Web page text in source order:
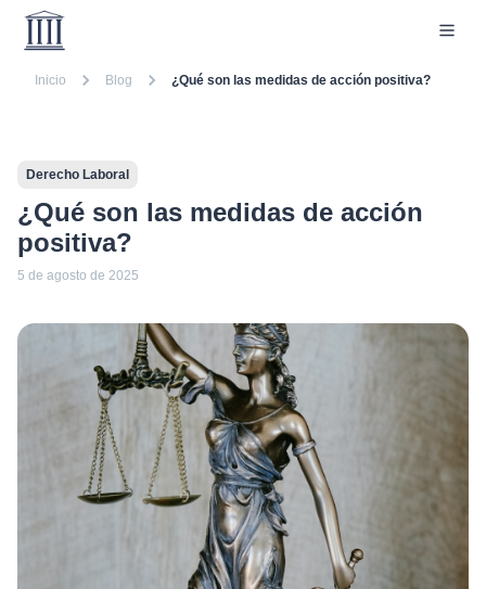
Inicio Blog ¿Qué son las medidas de acción positiva?
Derecho Laboral
¿Qué son las medidas de acción
positiva?
5 de agosto de 2025